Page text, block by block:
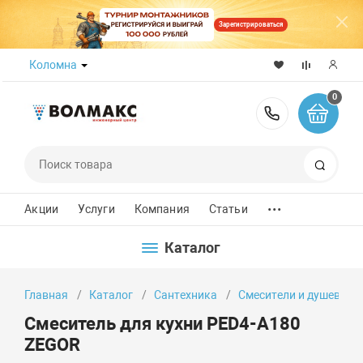
Зарегистрироваться
Коломна
8 (800)
0
Акции Услуги Компания Статьи ...
Каталог
Главная Каталог Сантехника Смесители и душевые
Смеситель для кухни PED4-А180
ZEGOR